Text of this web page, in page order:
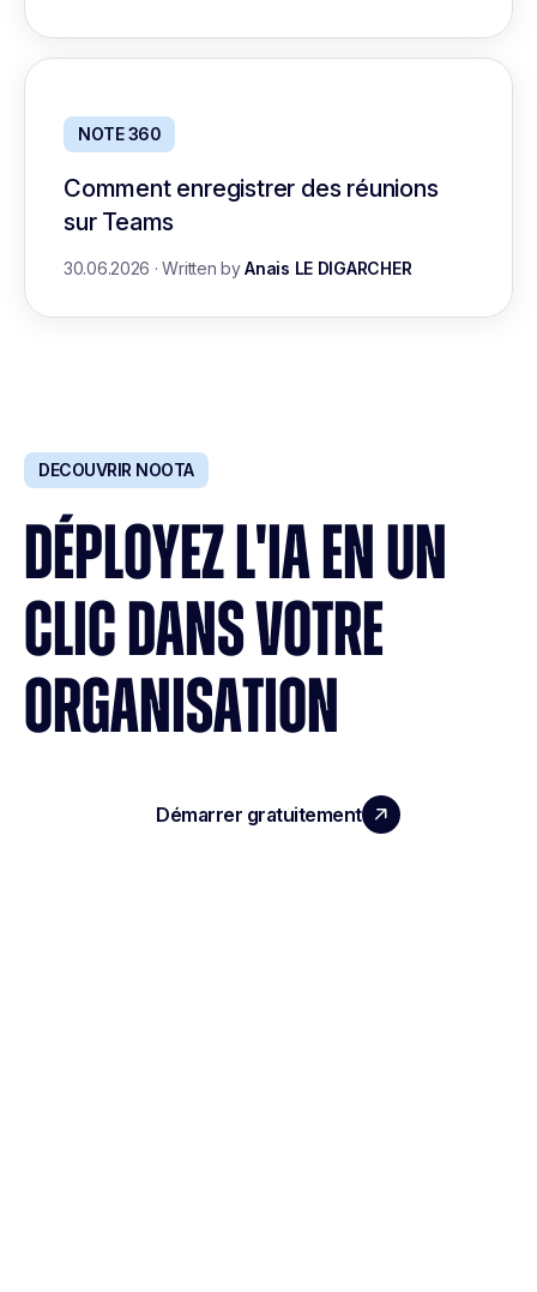
NOTE 360
Comment enregistrer des réunions
sur Teams
30.06.2026 ·Written byAnais LE DIGARCHER
DECOUVRIR NOOTA
DÉPLOYEZ L'IA EN UN
CLIC DANS VOTRE
ORGANISATION
Démarrer gratuitement